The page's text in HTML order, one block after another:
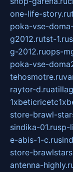
one-life-story.ru
poka-vse-
g2012.rutst-1.ru
g-2012.ruops-
poka-vse-
tehosmotre.ru
raytor-d.ru
store-brawl-
sindika-01.rusp-
e-abis-1-c.ru
store-
antenna-